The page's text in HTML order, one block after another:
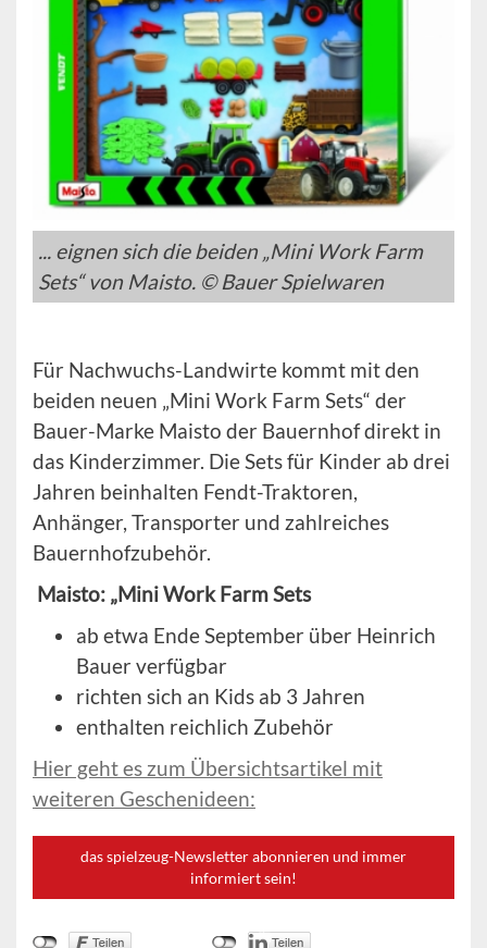
... eignen sich die beiden „Mini Work Farm
Sets“ von Maisto. © Bauer Spielwaren
Für Nachwuchs-Landwirte kommt mit den
beiden neuen „Mini Work Farm Sets“ der
Bauer-Marke Maisto der Bauernhof direkt in
das Kinderzimmer. Die Sets für Kinder ab drei
Jahren beinhalten Fendt-Traktoren,
Anhänger, Transporter und zahlreiches
Bauernhofzubehör.
Maisto: „Mini Work Farm Sets
ab etwa Ende September über Heinrich
Bauer verfügbar
richten sich an Kids ab 3 Jahren
enthalten reichlich Zubehör
Hier geht es zum Übersichtsartikel mit
weiteren Geschenideen:
das spielzeug-Newsletter abonnieren und immer
informiert sein!